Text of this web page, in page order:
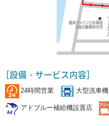
［設備・サービス内容］
24時間営業 大型洗車機
アドブルー補給機設置店